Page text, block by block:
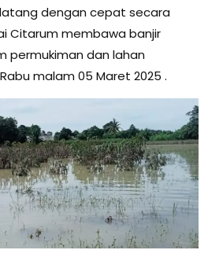
dengan cepat secara
Citarum membawa banjir
permukiman dan lahan
malam 05 Maret 2025 .